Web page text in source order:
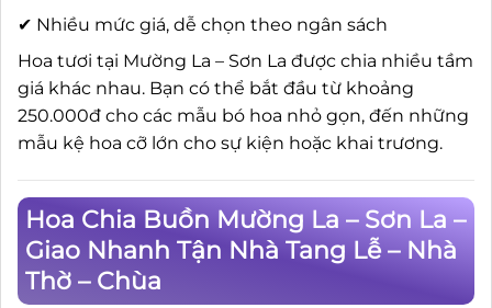
✔ Nhiều mức giá, dễ chọn theo ngân sách
Hoa tươi tại Mường La – Sơn La được chia nhiều tầm
giá khác nhau. Bạn có thể bắt đầu từ khoảng
250.000đ cho các mẫu bó hoa nhỏ gọn, đến những
mẫu kệ hoa cỡ lớn cho sự kiện hoặc khai trương.
Hoa Chia Buồn Mường La – Sơn La –
Giao Nhanh Tận Nhà Tang Lễ – Nhà
Thờ – Chùa